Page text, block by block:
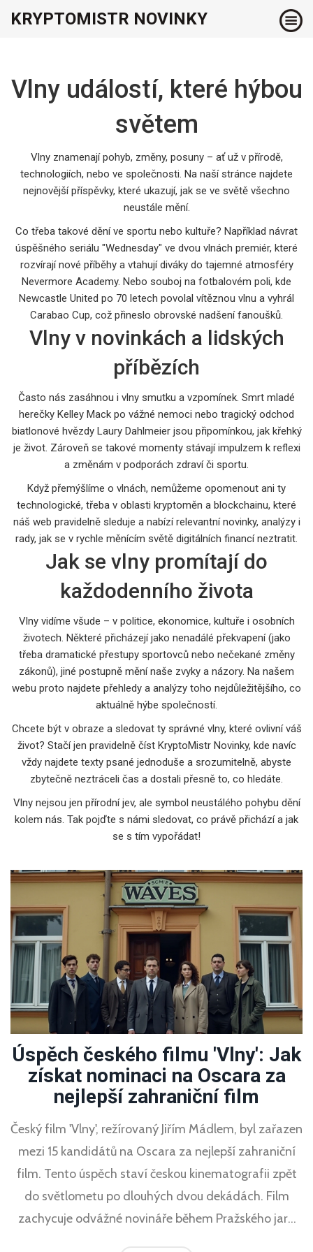
KRYPTOMISTR NOVINKY
Vlny událostí, které hýbou
světem
Vlny znamenají pohyb, změny, posuny – ať už v přírodě,
technologiích, nebo ve společnosti. Na naší stránce najdete
nejnovější příspěvky, které ukazují, jak se ve světě všechno
neustále mění.
Co třeba takové dění ve sportu nebo kultuře? Například návrat
úspěšného seriálu "Wednesday" ve dvou vlnách premiér, které
rozvírají nové příběhy a vtahují diváky do tajemné atmosféry
Nevermore Academy. Nebo souboj na fotbalovém poli, kde
Newcastle United po 70 letech povolal vítěznou vlnu a vyhrál
Carabao Cup, což přineslo obrovské nadšení fanoušků.
Vlny v novinkách a lidských
příbězích
Často nás zasáhnou i vlny smutku a vzpomínek. Smrt mladé
herečky Kelley Mack po vážné nemoci nebo tragický odchod
biatlonové hvězdy Laury Dahlmeier jsou připomínkou, jak křehký
je život. Zároveň se takové momenty stávají impulzem k reflexi
a změnám v podporách zdraví či sportu.
Když přemýšlíme o vlnách, nemůžeme opomenout ani ty
technologické, třeba v oblasti kryptoměn a blockchainu, které
náš web pravidelně sleduje a nabízí relevantní novinky, analýzy i
rady, jak se v rychle měnícím světě digitálních financí neztratit.
Jak se vlny promítají do
každodenního života
Vlny vidíme všude – v politice, ekonomice, kultuře i osobních
životech. Některé přicházejí jako nenadálé překvapení (jako
třeba dramatické přestupy sportovců nebo nečekané změny
zákonů), jiné postupně mění naše zvyky a názory. Na našem
webu proto najdete přehledy a analýzy toho nejdůležitějšího, co
aktuálně hýbe společností.
Chcete být v obraze a sledovat ty správné vlny, které ovlivní váš
život? Stačí jen pravidelně číst KryptoMistr Novinky, kde navíc
vždy najdete texty psané jednoduše a srozumitelně, abyste
zbytečně neztráceli čas a dostali přesně to, co hledáte.
Vlny nejsou jen přírodní jev, ale symbol neustálého pohybu dění
kolem nás. Tak pojďte s námi sledovat, co právě přichází a jak
se s tím vypořádat!
Úspěch českého filmu 'Vlny': Jak
získat nominaci na Oscara za
nejlepší zahraniční film
Český film 'Vlny', režírovaný Jiřím Mádlem, byl zařazen
mezi 15 kandidátů na Oscara za nejlepší zahraniční
film. Tento úspěch staví českou kinematografii zpět
do světlometu po dlouhých dvou dekádách. Film
zachycuje odvážné novináře během Pražského jara